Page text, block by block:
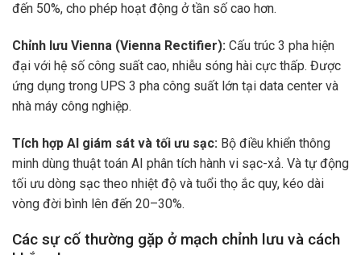
đến 50%, cho phép hoạt động ở tần số cao hơn.
Chỉnh lưu Vienna (Vienna Rectifier): Cấu trúc 3 pha hiện
đại với hệ số công suất cao, nhiễu sóng hài cực thấp. Được
ứng dụng trong UPS 3 pha công suất lớn tại data center và
nhà máy công nghiệp.
Tích hợp AI giám sát và tối ưu sạc: Bộ điều khiển thông
minh dùng thuật toán AI phân tích hành vi sạc-xả. Và tự động
tối ưu dòng sạc theo nhiệt độ và tuổi thọ ắc quy, kéo dài
vòng đời bình lên đến 20–30%.
Các sự cố thường gặp ở mạch chỉnh lưu và cách